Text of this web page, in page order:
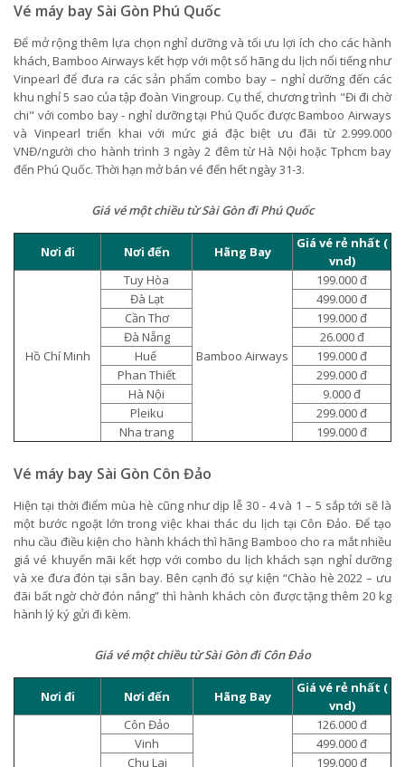
Vé máy bay Sài Gòn Phú Quốc
Để mở rộng thêm lựa chọn nghỉ dưỡng và tối ưu lợi ích cho các hành
khách, Bamboo Airways kết hợp với một số hãng du lịch nổi tiếng như
Vinpearl để đưa ra các sản phẩm combo bay – nghỉ dưỡng đến các
khu nghỉ 5 sao của tập đoàn Vingroup. Cụ thể, chương trình "Đi đi chờ
chi" với combo bay - nghỉ dưỡng tại Phú Quốc được Bamboo Airways
và Vinpearl triển khai với mức giá đặc biệt ưu đãi từ 2.999.000
VNĐ/người cho hành trình 3 ngày 2 đêm từ Hà Nội hoặc Tphcm bay
đến Phú Quốc. Thời hạn mở bán vé đến hết ngày 31-3.
Giá vé một chiều từ Sài Gòn đi Phú Quốc
Nơi đi Nơi đến Hãng Bay
Giá vé rẻ nhất (
vnd)
Hồ Chí Minh
Tuy Hòa
Bamboo Airways
199.000 đ
Đà Lạt
499.000 đ
Cần Thơ
199.000 đ
Đà Nẵng
26.000 đ
Huế
199.000 đ
Phan Thiết
299.000 đ
Hà Nội
9.000 đ
Pleiku
299.000 đ
Nha trang
199.000 đ
Vé máy bay Sài Gòn Côn Đảo
Hiện tại thời điểm mùa hè cũng như dịp lễ 30 - 4 và 1 – 5 sắp tới sẽ là
một bước ngoặt lớn trong việc khai thác du lịch tại Côn Đảo. Để tạo
nhu cầu điều kiện cho hành khách thì hãng Bamboo cho ra mắt nhiều
giá vé khuyến mãi kết hợp với combo du lịch khách sạn nghỉ dưỡng
và xe đưa đón tại sân bay. Bên cạnh đó sự kiện “Chào hè 2022 – ưu
đãi bất ngờ chờ đón nắng” thì hành khách còn được tặng thêm 20 kg
hành lý ký gửi đi kèm.
Giá vé một chiều từ Sài Gòn đi Côn Đảo
Nơi đi Nơi đến Hãng Bay
Giá vé rẻ nhất (
vnd)
Côn Đảo
126.000 đ
Vinh
499.000 đ
Chu Lai
199.000 đ